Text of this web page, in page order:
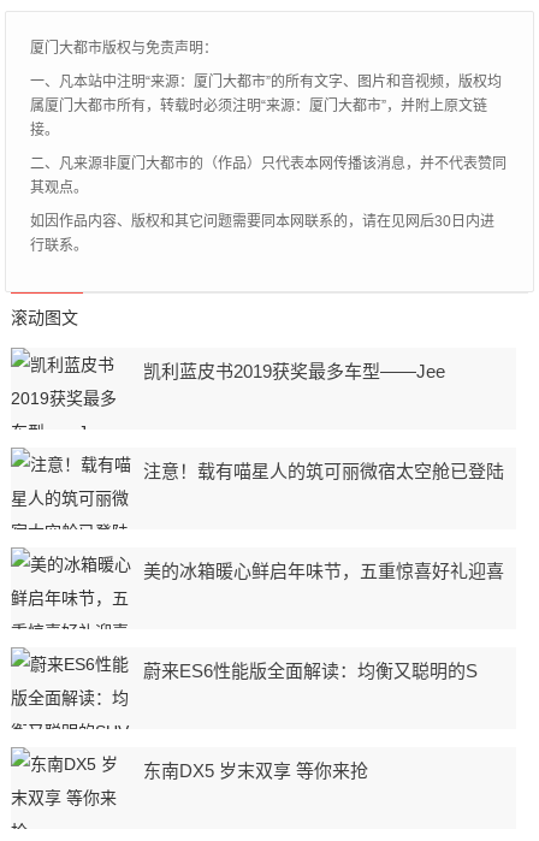
厦门大都市版权与免责声明：
一、凡本站中注明“来源：厦门大都市”的所有文字、图片和音视频，版权均
属厦门大都市所有，转载时必须注明“来源：厦门大都市”，并附上原文链
接。
二、凡来源非厦门大都市的（作品）只代表本网传播该消息，并不代表赞同
其观点。
如因作品内容、版权和其它问题需要同本网联系的，请在见网后30日内进
行联系。
滚动图文
凯利蓝皮书2019获奖最多车型——Jee
注意！载有喵星人的筑可丽微宿太空舱已登陆
美的冰箱暖心鲜启年味节，五重惊喜好礼迎喜
蔚来ES6性能版全面解读：均衡又聪明的S
东南DX5 岁末双享 等你来抢